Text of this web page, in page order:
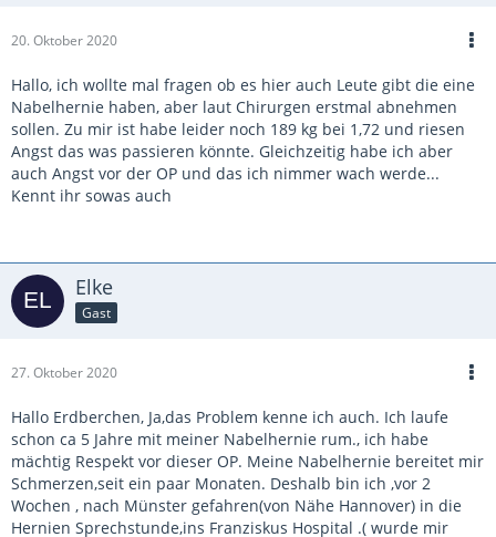
20. Oktober 2020
Hallo, ich wollte mal fragen ob es hier auch Leute gibt die eine
Nabelhernie haben, aber laut Chirurgen erstmal abnehmen
sollen. Zu mir ist habe leider noch 189 kg bei 1,72 und riesen
Angst das was passieren könnte. Gleichzeitig habe ich aber
auch Angst vor der OP und das ich nimmer wach werde...
Kennt ihr sowas auch
Elke
Gast
27. Oktober 2020
Hallo Erdberchen, Ja,das Problem kenne ich auch. Ich laufe
schon ca 5 Jahre mit meiner Nabelhernie rum., ich habe
mächtig Respekt vor dieser OP. Meine Nabelhernie bereitet mir
Schmerzen,seit ein paar Monaten. Deshalb bin ich ,vor 2
Wochen , nach Münster gefahren(von Nähe Hannover) in die
Hernien Sprechstunde,ins Franziskus Hospital .( wurde mir